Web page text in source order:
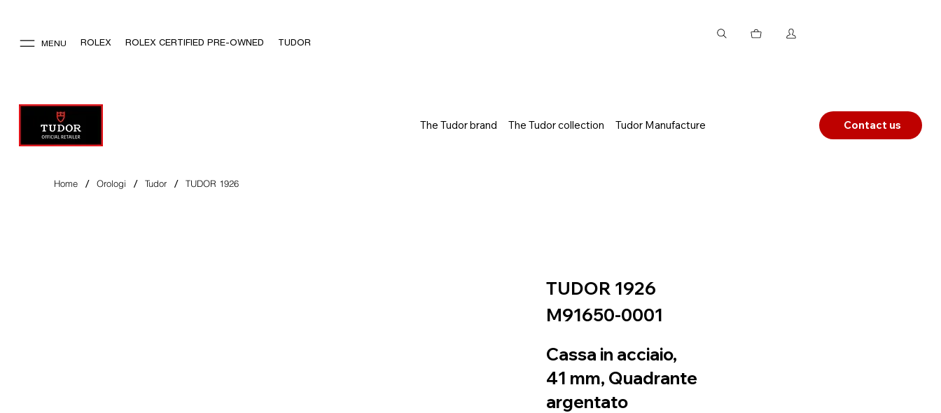
MENU ROLEX ROLEX CERTIFIED PRE-OWNED TUDOR
The Tudor brand The Tudor collection Tudor Manufacture Contact us
Home / Orologi / Tudor / TUDOR 1926
TUDOR 1926
M91650-0001
Cassa in acciaio,
41 mm, Quadrante
argentato